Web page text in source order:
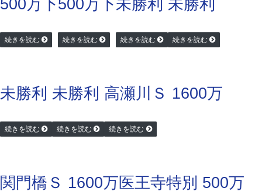
500万下
続きを読む
500万下
続きを読む
未勝利
続きを読む
未勝利
続きを読む
未勝利
続きを読む
未勝利
続きを読む
高瀬川Ｓ 1600万
続きを読む
関門橋Ｓ 1600万医王寺特別 500万